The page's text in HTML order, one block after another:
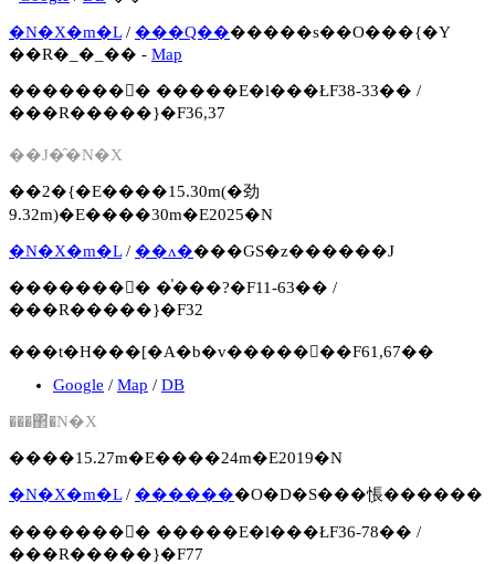
�N�X�m�L/ ���Q�������s��O���{�Y
��R�_�_�� - Map
�������񍐏� �����E�l���ŁF38-33�� /
���R�����}�F36,37
��J�̑�N�X
��2�{�E����15.30m(�劲
9.32m)�E����30m�E2025�N
�N�X�m�L/ ��ʌ����ԌS�z������J
�������񍐏� �֓���?�F11-63�� /
���R�����}�F32
���t�H���[�A�b�v�����񍐏��F61,67��
Google / Map / DB
���΂̑�N�X
����15.27m�E����24m�E2019�N
�N�X�m�L/ �������O�D�S���݂悵������
�������񍐏� �����E�l���ŁF36-78�� /
���R�����}�F77